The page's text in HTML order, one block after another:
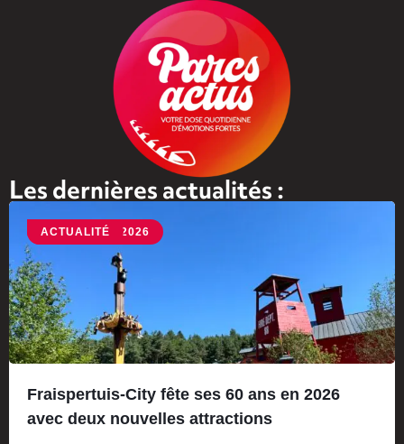
Les dernières actualités :
NOUVEAUTÉ 2026
ACTUALITÉ
Fraispertuis-City fête ses 60 ans en 2026
avec deux nouvelles attractions